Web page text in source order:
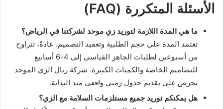
الأسئلة المتكررة (FAQ)
ما هي المدة اللازمة لتوريد زي موحد لشركتنا في الرياض؟
تعتمد المدة على حجم الطلبية وتعقيد التصميم. عادةً، تتراوح
من أسبوعين لطلبات الجاهز القياسي إلى 4-6 أسابيع
للتصاميم الخاصة والكميات الكبيرة. شركة ريال الزي الموحد
تحرص على تقديم جدول زمني واقعي منذ البداية.
هل يمكنكم توريد جميع مستلزمات السلامة مع الزي؟